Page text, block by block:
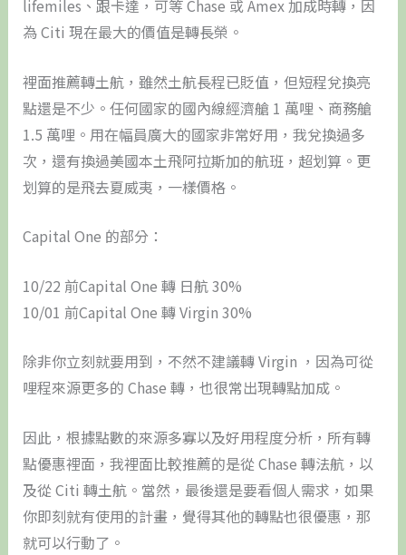
lifemiles、跟卡達，可等 Chase 或 Amex 加成時轉，因
為 Citi 現在最大的價值是轉長榮。
裡面推薦轉土航，雖然土航長程已貶值，但短程兌換亮
點還是不少。任何國家的國內線經濟艙 1 萬哩、商務艙
1.5 萬哩。用在幅員廣大的國家非常好用，我兌換過多
次，還有換過美國本土飛阿拉斯加的航班，超划算。更
划算的是飛去夏威夷，一樣價格。
Capital One 的部分：
10/22 前Capital One 轉 日航 30%
10/01 前Capital One 轉 Virgin 30%
除非你立刻就要用到，不然不建議轉 Virgin ，因為可從
哩程來源更多的 Chase 轉，也很常出現轉點加成。
因此，根據點數的來源多寡以及好用程度分析，所有轉
點優惠裡面，我裡面比較推薦的是從 Chase 轉法航，以
及從 Citi 轉土航。當然，最後還是要看個人需求，如果
你即刻就有使用的計畫，覺得其他的轉點也很優惠，那
就可以行動了。